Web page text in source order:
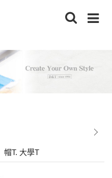
帽T. 大學T